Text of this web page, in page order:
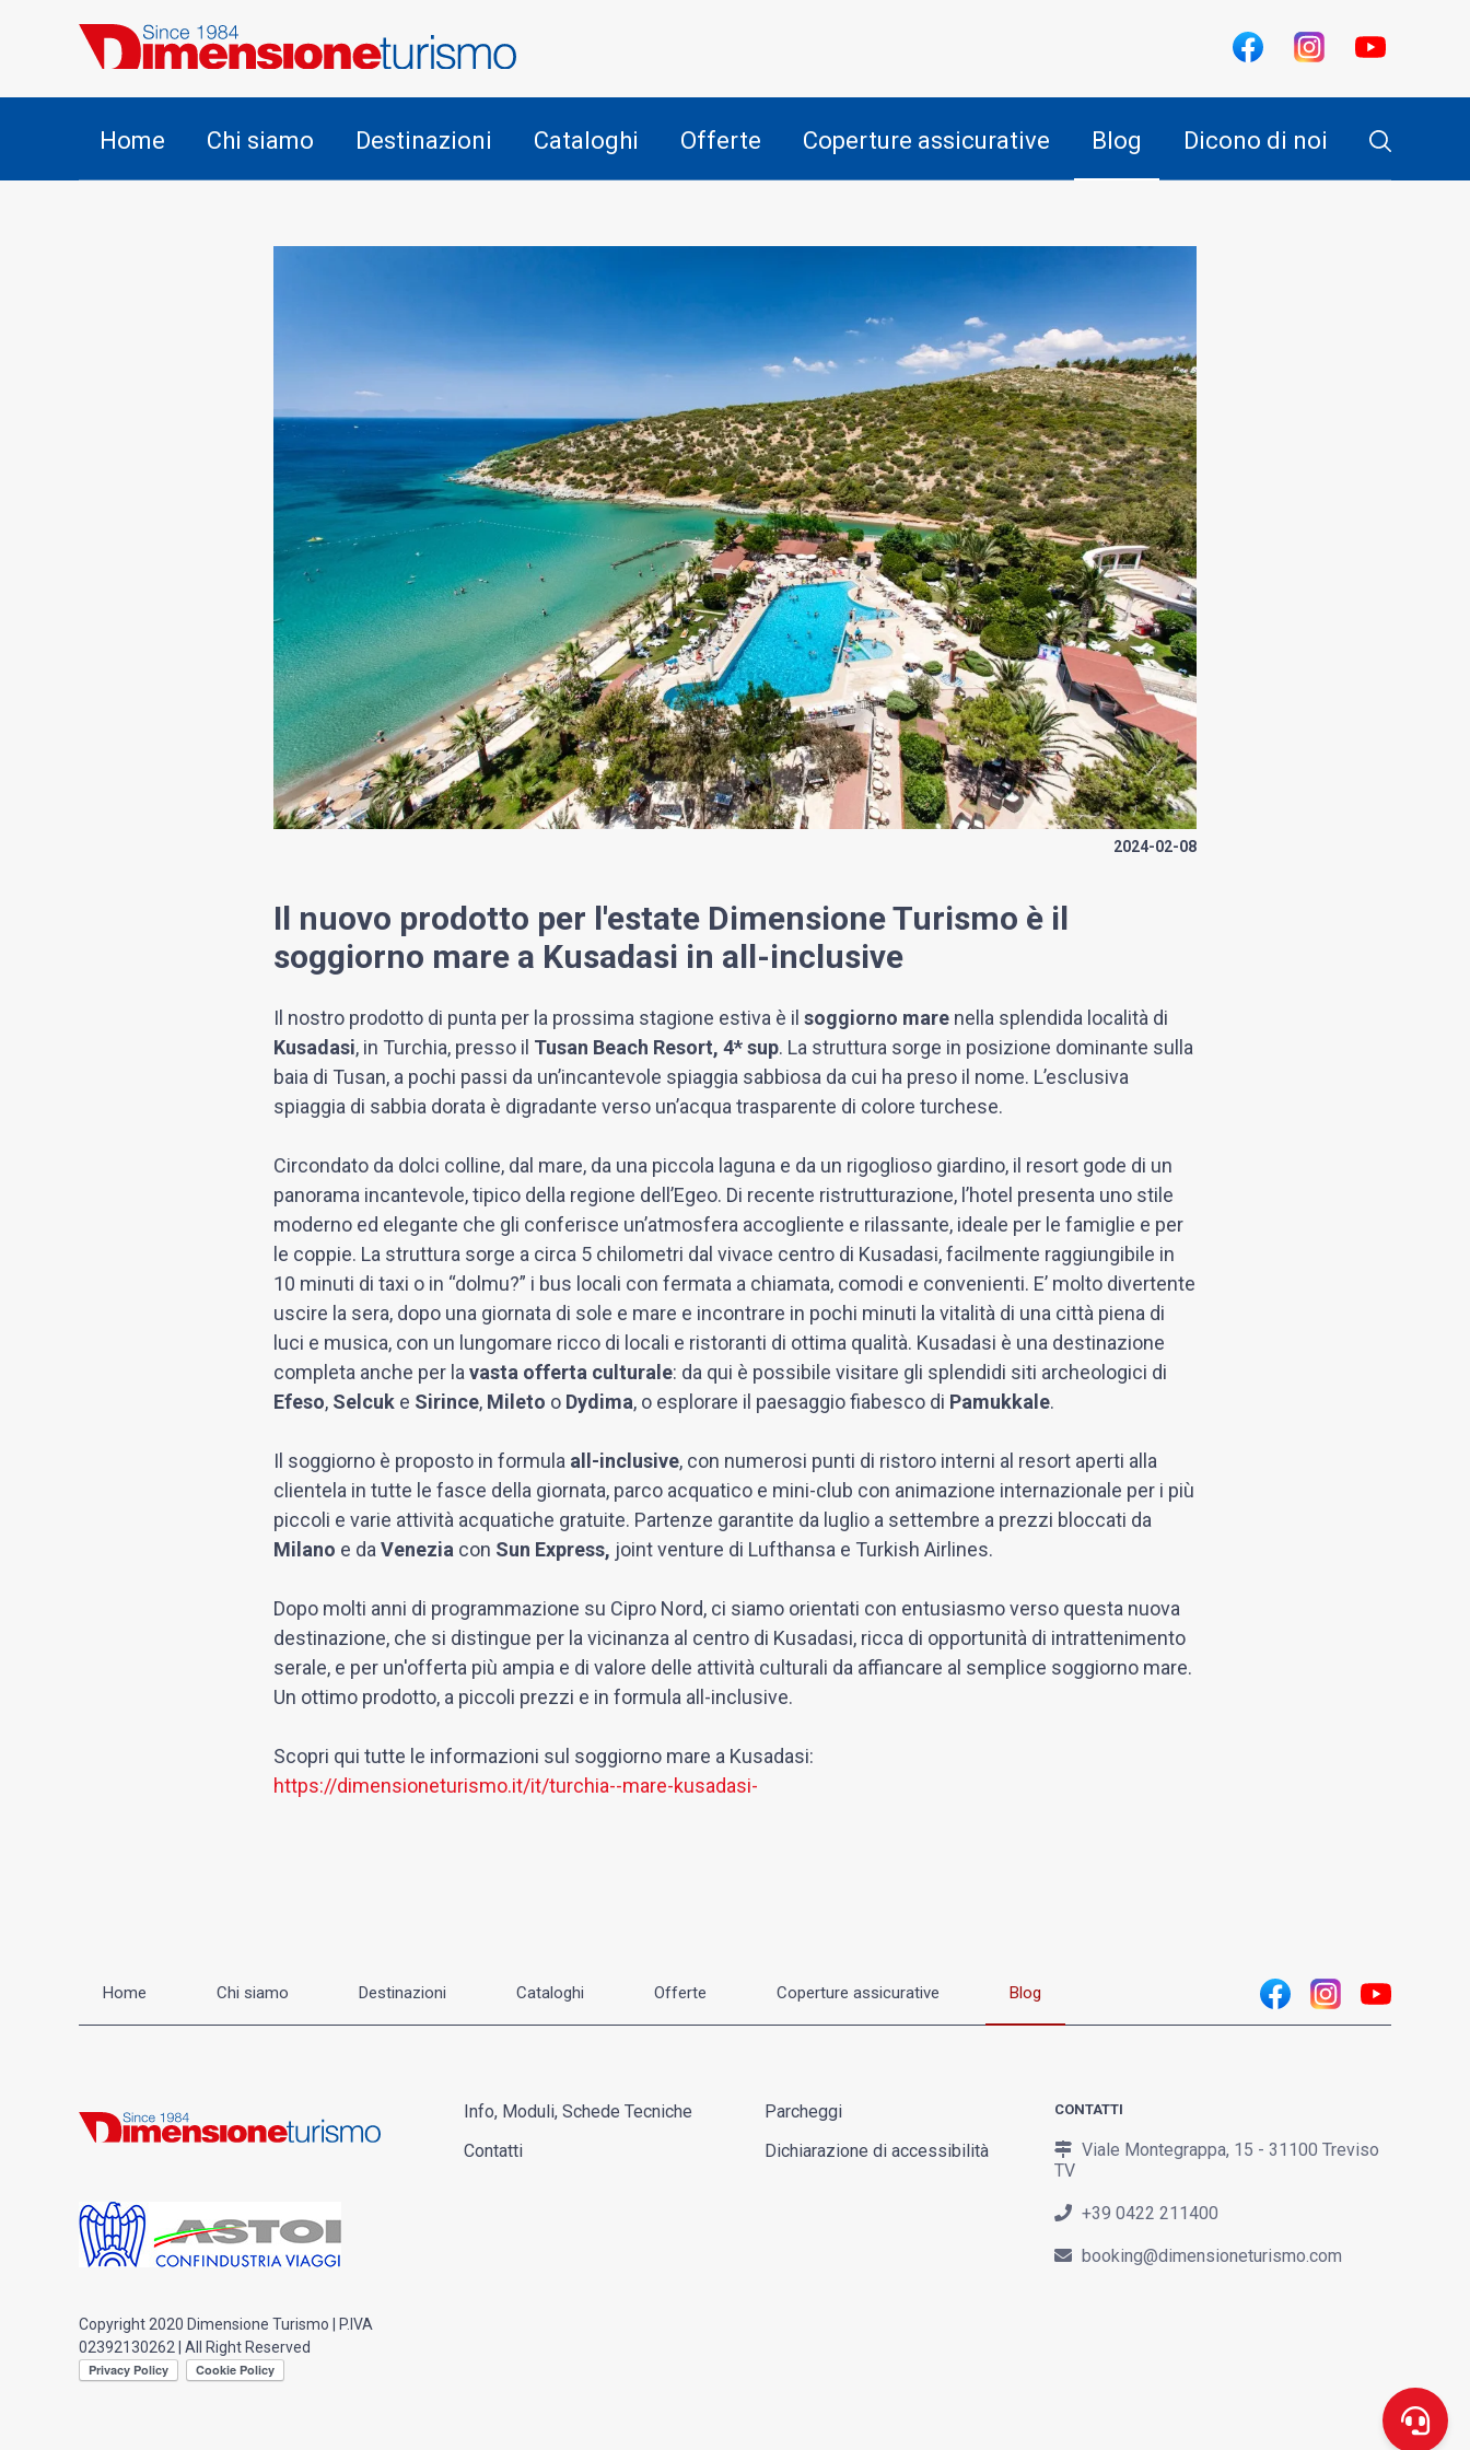
Home Chi siamo Destinazioni Cataloghi Offerte Coperture assicurative Blog Dicono di noi
2024-02-08
Il nuovo prodotto per l'estate Dimensione Turismo è il
soggiorno mare a Kusadasi in all-inclusive
Il nostro prodotto di punta per la prossima stagione estiva è il soggiorno mare nella splendida località di
Kusadasi, in Turchia, presso il Tusan Beach Resort, 4* sup. La struttura sorge in posizione dominante sulla
baia di Tusan, a pochi passi da un’incantevole spiaggia sabbiosa da cui ha preso il nome. L’esclusiva
spiaggia di sabbia dorata è digradante verso un’acqua trasparente di colore turchese.
Circondato da dolci colline, dal mare, da una piccola laguna e da un rigoglioso giardino, il resort gode di un
panorama incantevole, tipico della regione dell’Egeo. Di recente ristrutturazione, l’hotel presenta uno stile
moderno ed elegante che gli conferisce un’atmosfera accogliente e rilassante, ideale per le famiglie e per
le coppie. La struttura sorge a circa 5 chilometri dal vivace centro di Kusadasi, facilmente raggiungibile in
10 minuti di taxi o in “dolmu?” i bus locali con fermata a chiamata, comodi e convenienti. E’ molto divertente
uscire la sera, dopo una giornata di sole e mare e incontrare in pochi minuti la vitalità di una città piena di
luci e musica, con un lungomare ricco di locali e ristoranti di ottima qualità. Kusadasi è una destinazione
completa anche per la vasta offerta culturale: da qui è possibile visitare gli splendidi siti archeologici di
Efeso, Selcuk e Sirince, Mileto o Dydima, o esplorare il paesaggio fiabesco di Pamukkale.
Il soggiorno è proposto in formula all-inclusive, con numerosi punti di ristoro interni al resort aperti alla
clientela in tutte le fasce della giornata, parco acquatico e mini-club con animazione internazionale per i più
piccoli e varie attività acquatiche gratuite. Partenze garantite da luglio a settembre a prezzi bloccati da
Milano e da Venezia con Sun Express, joint venture di Lufthansa e Turkish Airlines.
Dopo molti anni di programmazione su Cipro Nord, ci siamo orientati con entusiasmo verso questa nuova
destinazione, che si distingue per la vicinanza al centro di Kusadasi, ricca di opportunità di intrattenimento
serale, e per un'offerta più ampia e di valore delle attività culturali da affiancare al semplice soggiorno mare.
Un ottimo prodotto, a piccoli prezzi e in formula all-inclusive.
Scopri qui tutte le informazioni sul soggiorno mare a Kusadasi:
https://dimensioneturismo.it/it/turchia--mare-kusadasi-
Home Chi siamo Destinazioni Cataloghi Offerte Coperture assicurative Blog
Copyright 2020 Dimensione Turismo | P.IVA
02392130262 | All Right Reserved
Info, Moduli, Schede Tecniche
Parcheggi
Contatti
Dichiarazione di accessibilità
CONTATTI
Viale Montegrappa, 15 - 31100 Treviso
TV
+39 0422 211400
booking@dimensioneturismo.com